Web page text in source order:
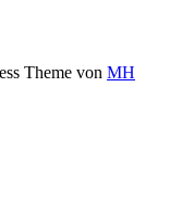
Theme von MH